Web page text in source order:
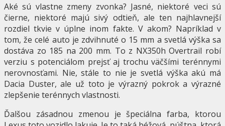
Aké sú vlastne zmeny zvonka? Jasné, niektoré veci sú
čierne, niektoré majú sivý odtieň, ale ten najhlavnejší
rozdiel tkvie v úplne inom fakte. V akom? Napríklad v
tom, že celé auto je zdvihnuté o 15 mm a svetlá výška sa
dostáva zo 185 na 200 mm. To z NX350h Overtrail robí
verziu s potenciálom prejsť aj trochu väčšími terénnymi
nerovnosťami. Nie, stále to nie je svetlá výška akú má
Dacia Duster, ale už toto je výrazný pokrok a výrazné
zlepšenie terénnych vlastnosti.
Ďalšou zásadnou zmenou je špeciálna farba, ktorou